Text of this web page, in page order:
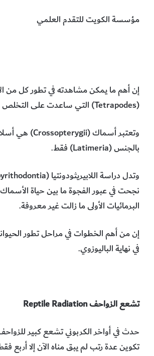
مؤسسة الكويت للتقدم العلمي
إن أهم ما يمكن مشاهدته في تطور كل من
(
Tetrapodes) التي ساعدت على التخلص
وتعتبر أسماك (Crossopterygii) هي
بالجنس (Latimeria) فقط.
وتدل دراسة اللابيريثودونتيا (
نجحت في عبور الفجوة ما بين حياة
البرمائيات الأولى ما زالت غير معروفة.
إن من أهم الخطوات في مراحل تطور
في نهاية الباليوزوي.
تشعع الزواحفReptile Radiation
حدث في أواخر الكربوني تشعع كبير
تكوين عدة رتب لم يبق مناه الآن إلا أربع